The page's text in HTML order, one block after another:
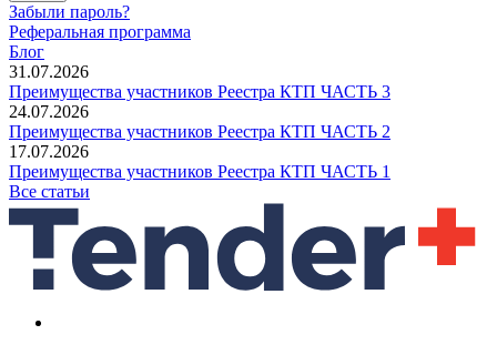
Забыли пароль?
Реферальная программа
Блог
31.07.2026
Преимущества участников Реестра КТП ЧАСТЬ 3
24.07.2026
Преимущества участников Реестра КТП ЧАСТЬ 2
17.07.2026
Преимущества участников Реестра КТП ЧАСТЬ 1
Все статьи